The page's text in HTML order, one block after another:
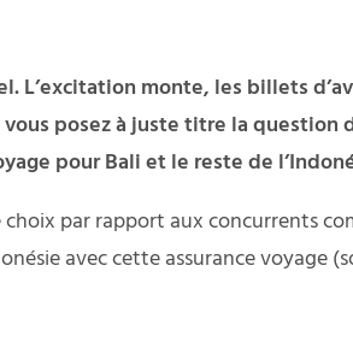
L’excitation monte, les billets
posez à juste titre la question
pour Bali et le reste de
par rapport aux concurrents
avec cette assurance voyage